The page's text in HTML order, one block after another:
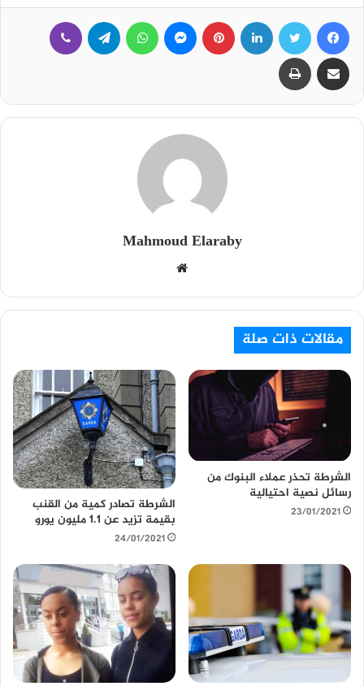
Mahmoud Elaraby
ق
و
ي
ب
مقالات ذات صلة
الشرطة تحذر عملاء البنوك من
رسائل نصية احتيالية
23/01/2021
الشرطة تصادر كمية من القنب
بقيمة تزيد عن 1.1 مليون يورو
24/01/2021